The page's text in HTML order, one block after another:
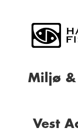
Miljø
Vest